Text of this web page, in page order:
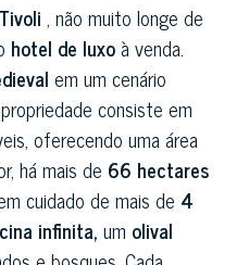
Tivoli , não muito longe de
hotel de luxoà venda.
em um cenário
consiste em
oferecendo uma área
há mais de 66 hectares
cuidado de mais de 4
infinita, um olival